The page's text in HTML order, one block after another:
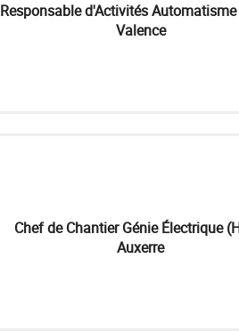
Responsable d'Activités
Valence
Chef de Chantier Génie Électrique
Auxerre